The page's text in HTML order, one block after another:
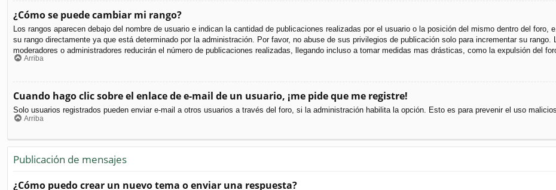
¿Cómo se puede cambiar mi rango?
Los rangos aparecen debajo del nombre de usuario e indican la cantidad de publicaciones realizadas por el usuario o la posición del mismo dentro del
su rango directamente ya que está determinado por la administración. Por favor, no abuse de sus privilegios de publicación solo para incrementar su
moderadores o administradores reducirán el número de publicaciones realizadas, llegando incluso a tomar medidas mas drásticas, como la expulsión del
Arriba
Cuando hago clic sobre el enlace de e-mail de un usuario, ¡me pide que me registre!
Solo usuarios registrados pueden enviar e-mail a otros usuarios a través del foro, si la administración habilita la opción. Esto es para prevenir el uso
Arriba
Publicación de mensajes
¿Cómo puedo crear un nuevo tema o enviar una respuesta?